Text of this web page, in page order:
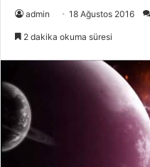
admin 18 Ağustos 2016
2 dakika okuma süresi